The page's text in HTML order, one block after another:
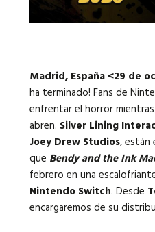
Madrid, España <29 de
ha terminado! Fans de
enfrentar el horror
abren. Silver Lining
Joey Drew Studios, están
que Bendy and the Ink
febreroen una
Nintendo Switch. Desde
encargaremos de su